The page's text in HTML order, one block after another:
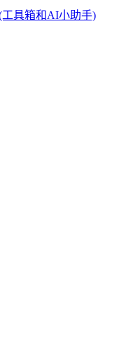
工具箱和AI小助手)